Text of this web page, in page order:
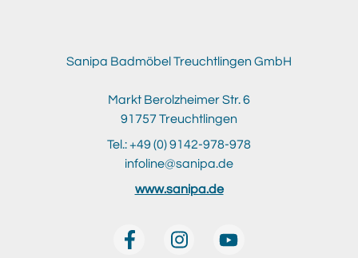
Sanipa Badmöbel Treuchtlingen GmbH
Markt Berolzheimer Str. 6
91757 Treuchtlingen
Tel.: +49 (0) 9142-978-978
infoline@sanipa.de
www.sanipa.de